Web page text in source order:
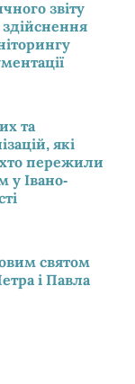
звіту
та
які
пережили
у Івано-
святом
і Павла